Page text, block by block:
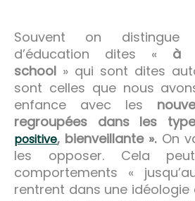
Souvent on distingue
d’éducation dites « à
school » qui sont dites
sont celles que nous
enfance avec les
regroupées dans les
positive, bienveillante ».On
les opposer. Cela
comportements «
rentrent dans une idéologie